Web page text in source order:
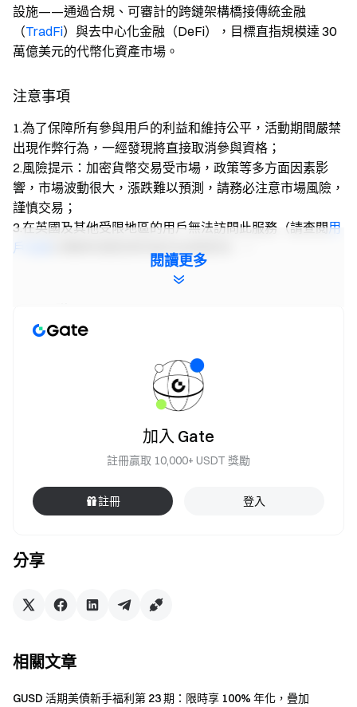
設施——通過合規、可審計的跨鏈架構橋接傳統金融
（TradFi）與去中心化金融（DeFi），目標直指規模達 30
萬億美元的代幣化資產市場。
注意事項
1.為了保障所有參與用戶的利益和維持公平，活動期間嚴禁
出現作弊行為，一經發現將直接取消參與資格；
2.風險提示：加密貨幣交易受市場，政策等多方面因素影
響，市場波動很大，漲跌難以預測，請務必注意市場風險，
謹慎交易；
3.在英國及其他受限地區的用戶無法訪問此服務（請查閱用
戶協議
2026 年 5 月 13 日
安全、快捷、輕鬆交易超過 4,900 種加密貨幣
，最高可領 $10,000 迎新獎勵
，可獲 40% 佣金
關注官方頻道
訪問 Gate 官網
關注 X (Twitter)
加入 Telegram 社群
透明度保障
閱讀更多
分享
加入 Gate
註冊贏取 10,000+ USDT 獎勵
註冊 登入
相關文章
GUSD 活期美債新手福利第 23 期：限時享 100% 年化，疊加